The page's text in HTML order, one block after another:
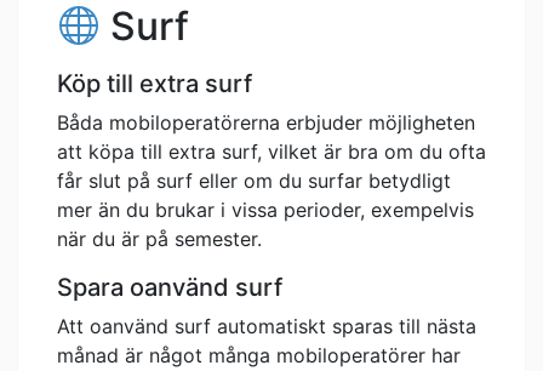
Surf
Köp till extra surf
Båda mobiloperatörerna erbjuder möjligheten
att köpa till extra surf, vilket är bra om du ofta
får slut på surf eller om du surfar betydligt
mer än du brukar i vissa perioder, exempelvis
när du är på semester.
Spara oanvänd surf
Att oanvänd surf automatiskt sparas till nästa
månad är något många mobiloperatörer har